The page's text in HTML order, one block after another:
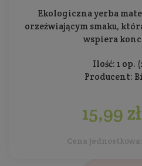
Ekologiczna yerba
orzeźwiającym smaku,
wspiera
Ilość: 1 op.
Producent:
15,99 zł
Cena jednostkowa: